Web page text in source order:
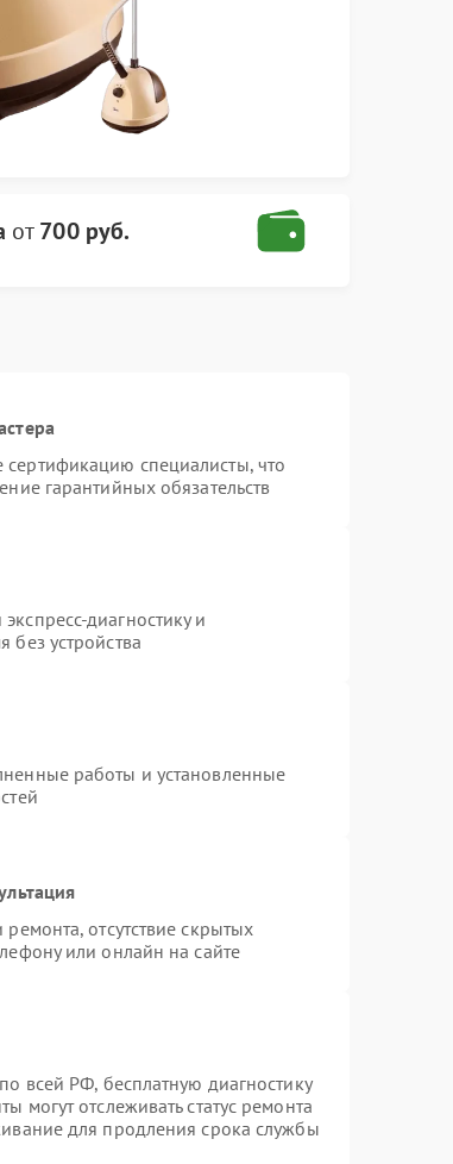
от700 руб.
специалисты, что
гарантийных обязательств
диагностику и
без устройства
работы и установленные
отсутствие скрытых
или онлайн на сайте
всей РФ, бесплатную диагностику
могут отслеживать статус ремонта
для продления срока службы